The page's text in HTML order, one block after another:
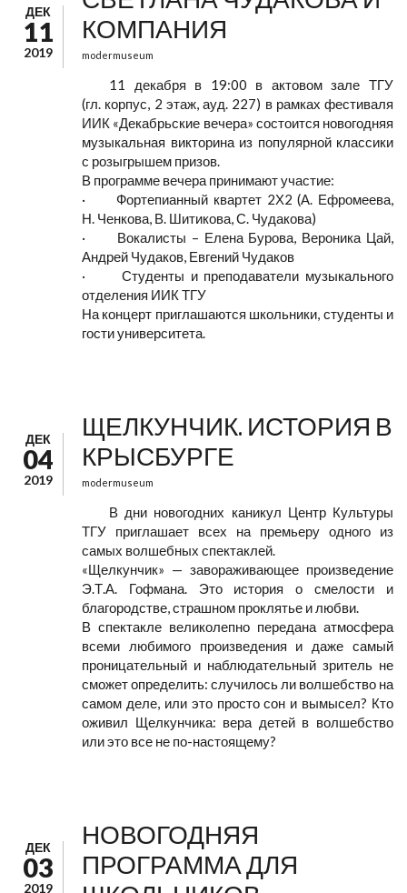
ДЕК
11
2019
КОМПАНИЯ
modermuseum
11 декабря в 19:00 в актовом зале ТГУ
(гл. корпус, 2 этаж, ауд. 227) в рамках фестиваля
ИИК «Декабрьские вечера» состоится новогодняя
музыкальная викторина из популярной классики
с розыгрышем призов.
В программе вечера принимают участие:
· Фортепианный квартет 2Х2 (А. Ефромеева,
Н. Ченкова, В. Шитикова, С. Чудакова)
· Вокалисты – Елена Бурова, Вероника Цай,
Андрей Чудаков, Евгений Чудаков
· Студенты и преподаватели музыкального
отделения ИИК ТГУ
На концерт приглашаются школьники, студенты и
гости университета.
ДЕК
04
2019
ЩЕЛКУНЧИК. ИСТОРИЯ В
КРЫСБУРГЕ
modermuseum
В дни новогодних каникул Центр Культуры
ТГУ приглашает всех на премьеру одного из
самых волшебных спектаклей.
«Щелкунчик» — завораживающее произведение
Э.Т.А. Гофмана. Это история о смелости и
благородстве, страшном проклятье и любви.
В спектакле великолепно передана атмосфера
всеми любимого произведения и даже самый
проницательный и наблюдательный зритель не
сможет определить: случилось ли волшебство на
самом деле, или это просто сон и вымысел? Кто
оживил Щелкунчика: вера детей в волшебство
или это все не по-настоящему?
ДЕК
03
2019
НОВОГОДНЯЯ
ПРОГРАММА ДЛЯ